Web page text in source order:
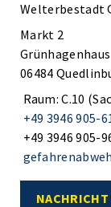
Welterbestadt
Markt 2
Grünhagenhaus
06484
Raum: C.10
+49 3946 905-
+49 3946 905-